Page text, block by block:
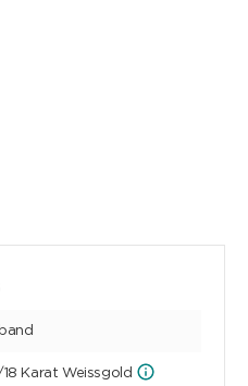
Karat Weissgold